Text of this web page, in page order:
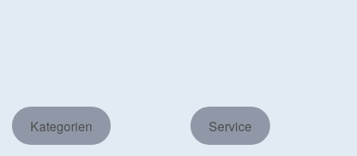
Kategorien Service